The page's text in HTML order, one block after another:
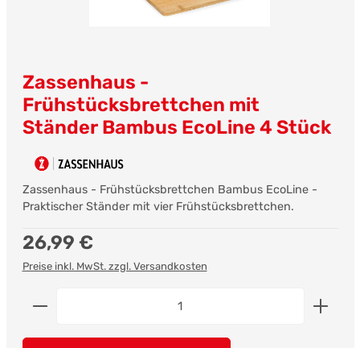
Zassenhaus -
Frühstücksbrettchen mit
Ständer Bambus EcoLine 4 Stück
Zassenhaus - Frühstücksbrettchen Bambus EcoLine -
Praktischer Ständer mit vier Frühstücksbrettchen.
Regulärer Preis:
26,99 €
Preise inkl. MwSt. zzgl. Versandkosten
Produkt Anzahl: Gib den gewünschten Wert ein